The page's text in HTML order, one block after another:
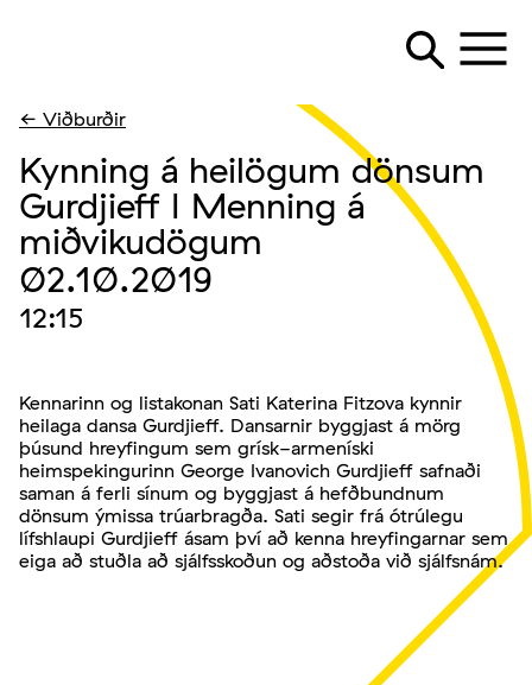
← Viðburðir
Kynning á heilögum dönsum
Gurdjieff I Menning á
miðvikudögum
02.10.2019
12:15
Kennarinn og listakonan Sati Katerina Fitzova kynnir
heilaga dansa Gurdjieff. Dansarnir byggjast á mörg
þúsund hreyfingum sem grísk-armeníski
heimspekingurinn George Ivanovich Gurdjieff safnaði
saman á ferli sínum og byggjast á hefðbundnum
dönsum ýmissa trúarbragða. Sati segir frá ótrúlegu
lífshlaupi Gurdjieff ásam því að kenna hreyfingarnar sem
eiga að stuðla að sjálfsskoðun og aðstoða við sjálfsnám.